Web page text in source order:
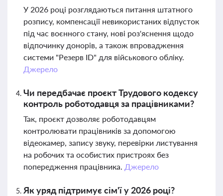
У 2026 році розглядаються питання штатного
розпису, компенсації невикористаних відпусток
під час воєнного стану, нові роз'яснення щодо
відпочинку донорів, а також впровадження
системи "Резерв ID" для військового обліку.
Джерело
Чи передбачає проєкт Трудового кодексу
контроль роботодавця за працівниками?
Так, проєкт дозволяє роботодавцям
контролювати працівників за допомогою
відеокамер, запису звуку, перевірки листування
на робочих та особистих пристроях без
попередження працівника. Джерело
Як уряд підтримує сім'ї у 2026 році?